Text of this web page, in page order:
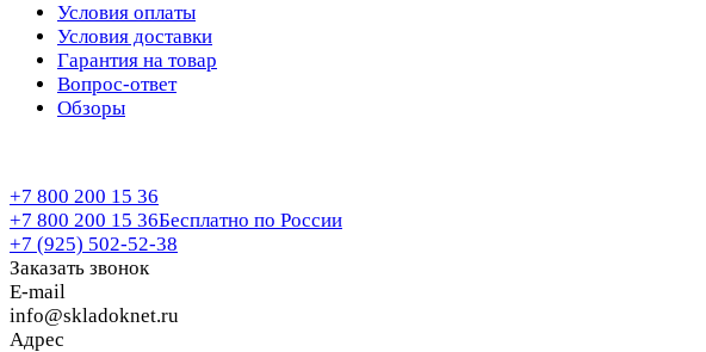
Условия оплаты
Условия доставки
Гарантия на товар
Вопрос-ответ
Обзоры
+7 800 200 15 36
+7 800 200 15 36Бесплатно по России
+7 (925) 502-52-38
Заказать звонок
E-mail
info@skladoknet.ru
Адрес